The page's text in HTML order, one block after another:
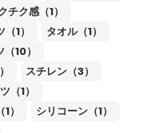
チク感（1）
1）
タオル（1）
10）
スチレン（3）
（1）
）
シリコーン（1）